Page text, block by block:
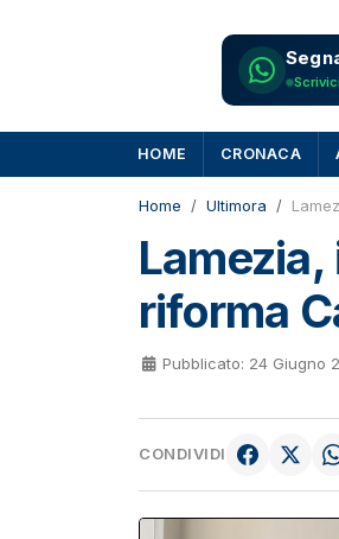
HOME CRONACA
Home Ultimora
riforma
Pubblicato: 24 Giugno
CONDIVIDI